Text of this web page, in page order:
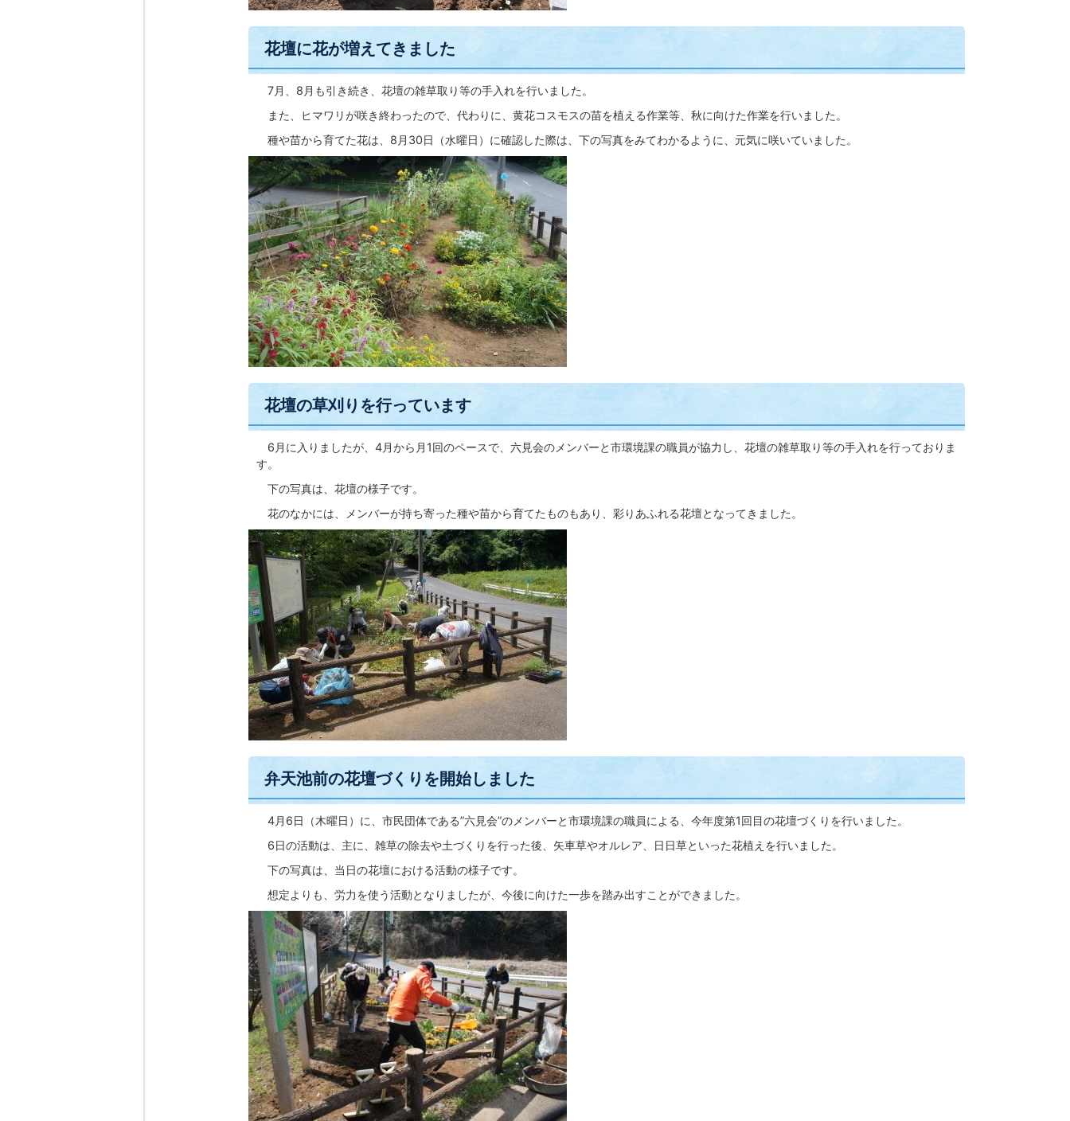
花壇に花が増えてきました
7月、8月も引き続き、花壇の雑草取り等の手入れを行いました。
また、ヒマワリが咲き終わったので、代わりに、黄花コスモスの苗を植える作業等、秋に向けた作業を行いました。
種や苗から育てた花は、8月30日（水曜日）に確認した際は、下の写真をみてわかるように、元気に咲いていました。
花壇の草刈りを行っています
6月に入りましたが、4月から月1回のペースで、六見会のメンバーと市環境課の職員が協力し、花壇の雑草取り等の手入れを行っておりま
す。
下の写真は、花壇の様子です。
花のなかには、メンバーが持ち寄った種や苗から育てたものもあり、彩りあふれる花壇となってきました。
弁天池前の花壇づくりを開始しました
4月6日（木曜日）に、市民団体である”六見会”のメンバーと市環境課の職員による、今年度第1回目の花壇づくりを行いました。
6日の活動は、主に、雑草の除去や土づくりを行った後、矢車草やオルレア、日日草といった花植えを行いました。
下の写真は、当日の花壇における活動の様子です。
想定よりも、労力を使う活動となりましたが、今後に向けた一歩を踏み出すことができました。